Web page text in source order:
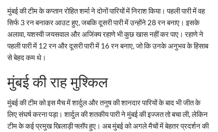
मुंबई की टीम के कप्तान रोहित शर्मा ने दोनों पारियों में निराश किया। पहली पारी में वह
सिर्फ 3 रन बनाकर आउट हुए, जबकि दूसरी पारी में उन्होंने 28 रन बनाए। इसके
अलावा, यशस्वी जयसवाल और अजिंक्य रहाणे भी कुछ खास नहीं कर पाए। रहाणे ने
पहली पारी में 12 रन और दूसरी पारी में 16 रन बनाए, जो कि उनके अनुभव के हिसाब
से बेहद कम थे।
मुंबई की राह मुश्किल
मुंबई की टीम को इस मैच में शार्दुल और तनुष की शानदार पारियों के बाद भी जीत के
लिए संघर्ष करना पड़ा। शार्दुल की शतकीय पारी ने मुंबई की इज्जत तो बचा ली, लेकिन
टीम के कई प्रमुख खिलाड़ी फ्लॉप हुए। अब मुंबई को अगले मैचों में बेहतर प्रदर्शन की